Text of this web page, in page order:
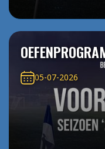
05-07-2026